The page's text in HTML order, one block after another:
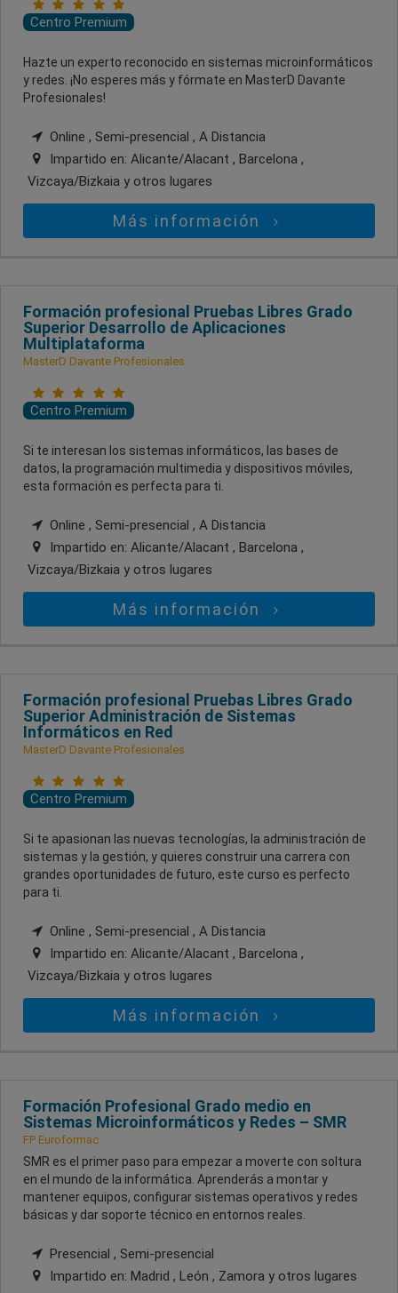
Centro Premium
Hazte un experto reconocido en sistemas microinformáticos
y redes. ¡No esperes más y fórmate en MasterD Davante
Profesionales!
Online , Semi-presencial , A Distancia
Impartido en: Alicante/Alacant , Barcelona ,
Vizcaya/Bizkaia y otros lugares
Más información
Formación profesional Pruebas Libres Grado
Superior Desarrollo de Aplicaciones
Multiplataforma
MasterD Davante Profesionales
Centro Premium
Si te interesan los sistemas informáticos, las bases de
datos, la programación multimedia y dispositivos móviles,
esta formación es perfecta para ti.
Online , Semi-presencial , A Distancia
Impartido en: Alicante/Alacant , Barcelona ,
Vizcaya/Bizkaia y otros lugares
Más información
Formación profesional Pruebas Libres Grado
Superior Administración de Sistemas
Informáticos en Red
MasterD Davante Profesionales
Centro Premium
Si te apasionan las nuevas tecnologías, la administración de
sistemas y la gestión, y quieres construir una carrera con
grandes oportunidades de futuro, este curso es perfecto
para ti.
Online , Semi-presencial , A Distancia
Impartido en: Alicante/Alacant , Barcelona ,
Vizcaya/Bizkaia y otros lugares
Más información
Formación Profesional Grado medio en
Sistemas Microinformáticos y Redes – SMR
FP Euroformac
SMR es el primer paso para empezar a moverte con soltura
en el mundo de la informática. Aprenderás a montar y
mantener equipos, configurar sistemas operativos y redes
básicas y dar soporte técnico en entornos reales.
Presencial , Semi-presencial
Impartido en: Madrid , León , Zamora y otros lugares